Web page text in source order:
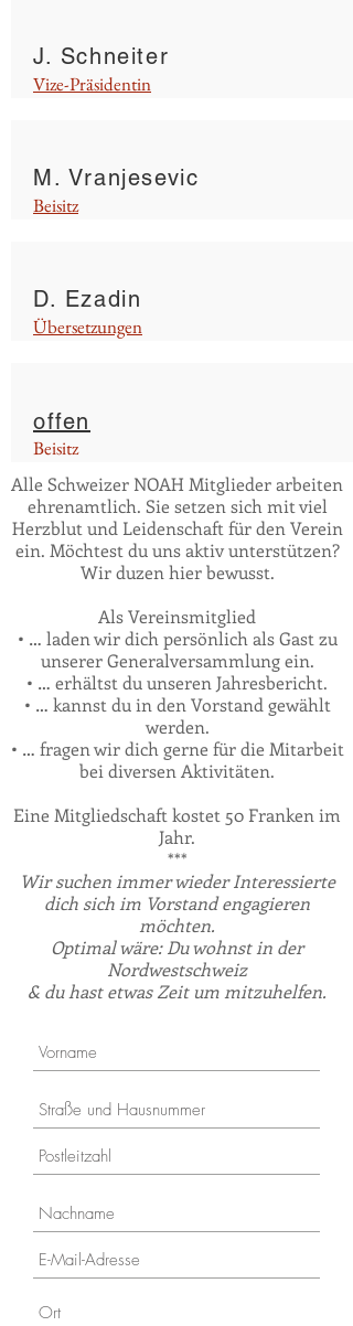
J. Schneiter
Vize-Präsidentin
M. Vranjesevic
Beisitz
D. Ezadin
Übersetzungen
offen
Beisitz
Alle Schweizer NOAH Mitglieder arbeiten
ehrenamtlich. Sie setzen sich mit viel
Herzblut und Leidenschaft für den Verein
ein. Möchtest du uns aktiv unterstützen?
Wir duzen hier bewusst.
Als Vereinsmitglied
• … laden wir dich persönlich als Gast zu
unserer Generalversammlung ein.
• … erhältst du unseren Jahresbericht.
• … kannst du in den Vorstand gewählt
werden.
• … fragen wir dich gerne für die Mitarbeit
bei diversen Aktivitäten.
Eine Mitgliedschaft kostet 50 Franken im
Jahr.
***
Wir suchen immer wieder Interessierte
dich sich im Vorstand engagieren
möchten.
Optimal wäre: Du wohnst in der
Nordwestschweiz
& du hast etwas Zeit um mitzuhelfen.